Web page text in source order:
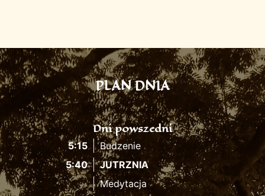
PLAN DNIA
Dni powszedni
5:15
Budzenie
5:40
JUTRZNIA
Medytacja